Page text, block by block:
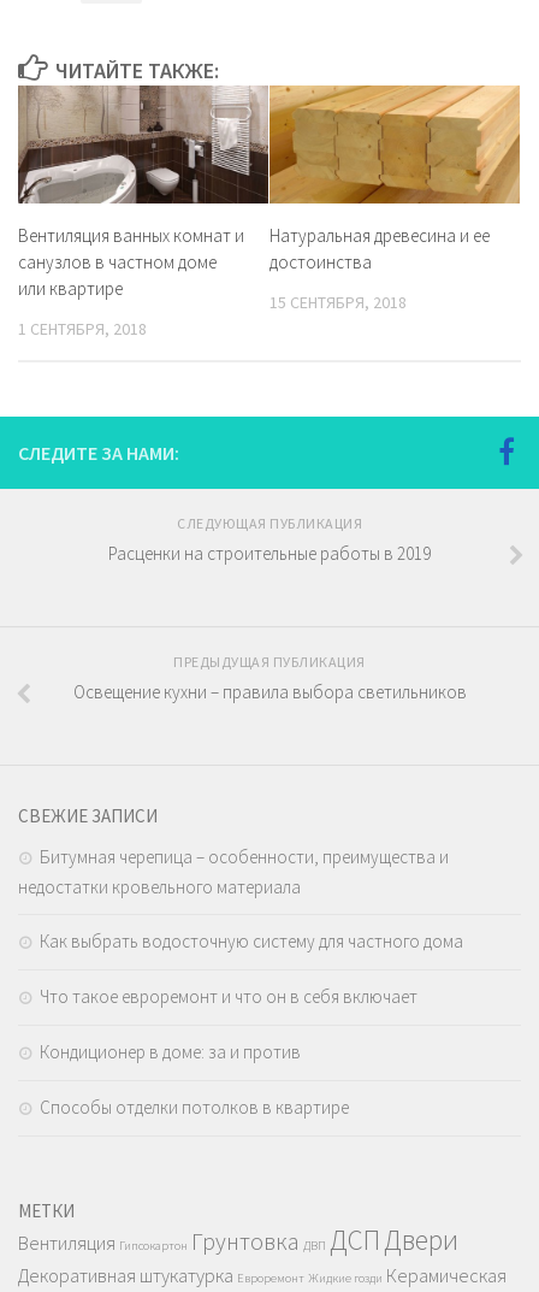
ЧИТАЙТЕ ТАКЖЕ:
Вентиляция ванных комнат и
санузлов в частном доме
или квартире
1 СЕНТЯБРЯ, 2018
Натуральная древесина и ее
достоинства
15 СЕНТЯБРЯ, 2018
СЛЕДИТЕ ЗА НАМИ:
СЛЕДУЮЩАЯ ПУБЛИКАЦИЯ
Расценки на строительные работы в 2019
ПРЕДЫДУЩАЯ ПУБЛИКАЦИЯ
Освещение кухни – правила выбора светильников
СВЕЖИЕ ЗАПИСИ
Битумная черепица – особенности, преимущества и
недостатки кровельного материала
Как выбрать водосточную систему для частного дома
Что такое евроремонт и что он в себя включает
Кондиционер в доме: за и против
Способы отделки потолков в квартире
МЕТКИ
Вентиляция Гипсокартон Грунтовка ДВП ДСП Двери
Декоративная штукатурка Евроремонт Жидкие гозди Керамическая